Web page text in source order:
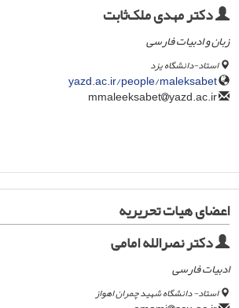
دکتر مهدی ملک‌ثابت
زبان و ادبیات فارسی
استاد-دانشگاه یزد
yazd.ac.ir/people/maleksabet
yazd.ac.ir
اعضای هیات تحریریه
دکتر نصرالله امامی
ادبیات فارسی
استاد- دانشگاه شهید چمران اهواز